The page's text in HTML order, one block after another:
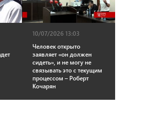
10/07/2026 13:03
Человек открыто
заявляет «он должен
сидеть», и не могу не
связывать это с текущим
процессом – Роберт
Кочарян